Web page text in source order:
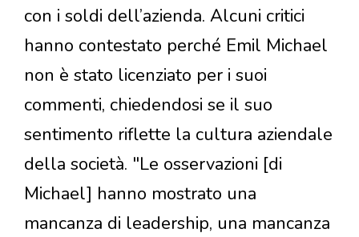
con i soldi dell’azienda. Alcuni critici
hanno contestato perché Emil Michael
non è stato licenziato per i suoi
commenti, chiedendosi se il suo
sentimento riflette la cultura aziendale
della società. "Le osservazioni [di
Michael] hanno mostrato una
mancanza di leadership, una mancanza